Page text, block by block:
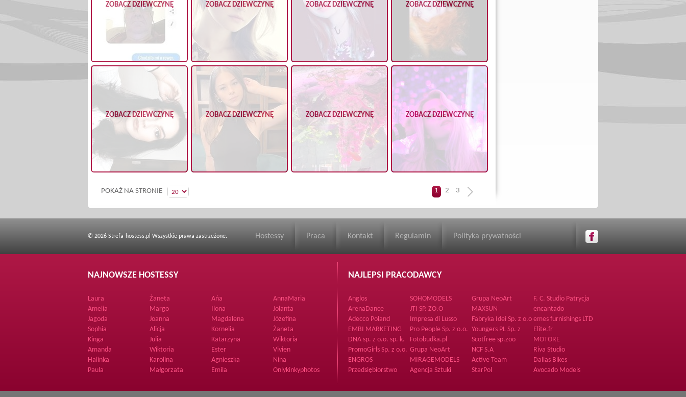
ZOBACZ DZIEWCZYNĘ ZOBACZ DZIEWCZYNĘ ZOBACZ DZIEWCZYNĘ ZOBACZ DZIEWCZYNĘ
ZOBACZ DZIEWCZYNĘ ZOBACZ DZIEWCZYNĘ ZOBACZ DZIEWCZYNĘ ZOBACZ DZIEWCZYNĘ
POKAŻ NA STRONIE 1 2 3
© 2026 Strefa-hostess.pl Wszystkie prawa zastrzeżone. Hostessy Praca Kontakt Regulamin Polityka prywatności
NAJNOWSZE HOSTESSY
Laura Żaneta Ańa
AnnaMaria
Amelia
Margo Ilona
Jolanta
Jagoda
Joanna Magdalena
Józefina
Sophia
Alicja Kornelia
Żaneta
Kinga
Julia Katarzyna
Wiktoria
Amanda
Wiktoria Ester
Vivien
Halinka
Karolina Agnieszka
Nina
Paula
Małgorzata Emila Onlykinkyphotos
NAJLEPSI PRACODAWCY
Anglos SOHOMODELS Grupa NeoArt
F. C. Studio Patrycja
Bogdanowicz
ArenaDance JTI SP. ZO.O MAXSUN
encantado
Adecco Poland
Impresa di Lusso
Supporto Sp. z o.o.
Fabryka Idei Sp. z o.o emes furnishings LTD
EMBI MARKETING
Pro People Sp. z o.o. Youngers PL Sp. z
o.o.
Elite.fr
DNA sp. z o.o. sp. k.
Fotobudka.pl Scotfree sp.zoo
MOTORE
PromoGirls Sp. z o.o. Grupa NeoArt NCF S.A
Riva Studio
ENGROS
MIRAGEMODELS Active Team
Dallas Bikes
Przedsiębiorstwo
Agencja Sztuki
StarPol Avocado Models